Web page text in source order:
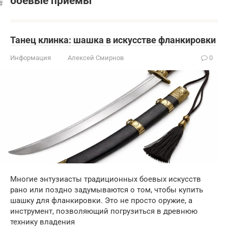
Танец клинка: шашка в искусстве фланкировки
Информация Алексей Смирнов 0
Многие энтузиасты традиционных боевых искусств
рано или поздно задумываются о том, чтобы купить
шашку для фланкировки. Это не просто оружие, а
инструмент, позволяющий погрузиться в древнюю
технику владения